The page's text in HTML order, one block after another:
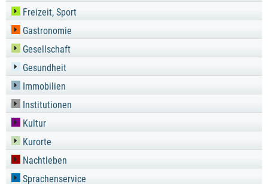
Freizeit, Sport
Gastronomie
Gesellschaft
Gesundheit
Immobilien
Institutionen
Kultur
Kurorte
Nachtleben
Sprachenservice